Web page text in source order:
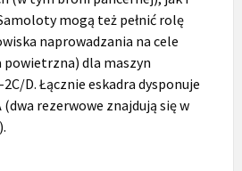
mogą też pełnić rolę
naprowadzania na cele
dla maszyn
D. Łącznie eskadra dysponuje
rezerwowe znajdują się w